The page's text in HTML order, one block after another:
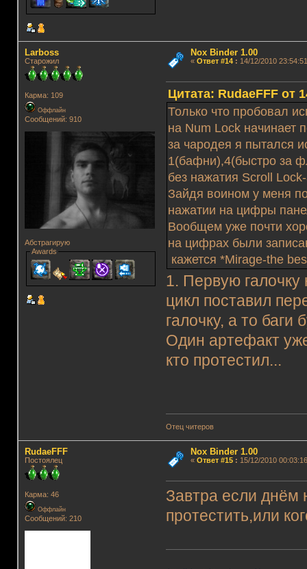
Lаrboss
Старожил
Карма: 109
Оффлайн
Сообщений: 910
Абстрагирую
Awards
Nox Binder 1.00
« Ответ #14: 14/12/2010
Цитата: RudaeFFF от
Только что пробовал
на Num Lock начинает
за чародея я пытался
1(бафни),4(быстро за
без нажатия Scroll
Зайдя воином у меня
нажатии на цифры
Вообщем уже почти
на цифрах были
кажется *Mirage-the
1. Первую
цикл поставил
галочку, а то баги
Один артефакт
кто протестил...
Отец читеров
RudaeFFF
Постоялец
Карма: 46
Оффлайн
Сообщений: 210
Nox Binder 1.00
« Ответ #15: 15/12/2010
Завтра если днём
протестить,или